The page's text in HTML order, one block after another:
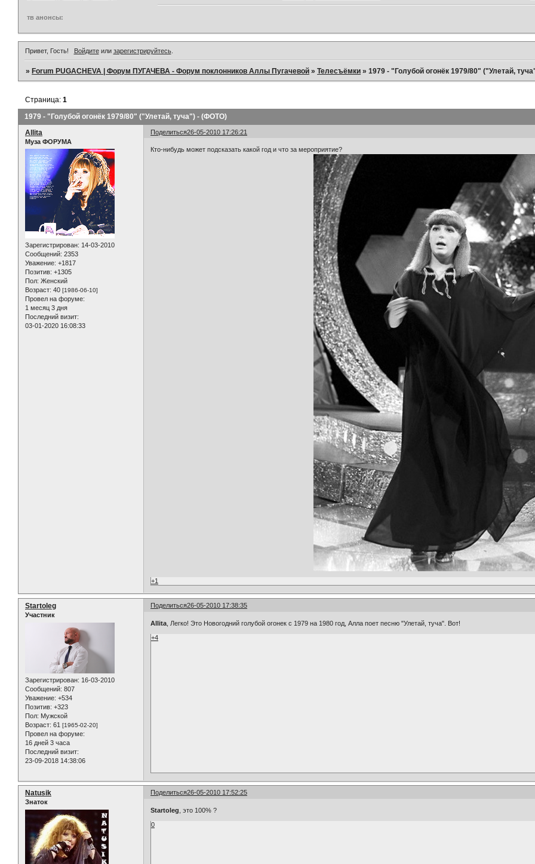
тв анонсы:
Привет, Гость! Войдитеили зарегистрируйтесь.
»Forum PUGACHEVA | Форум ПУГАЧЕВА - Форум поклонников Аллы Пугачевой »Телесъёмки »1979 - "Голубой огонёк 1979/80" ("Улетай,
1979 - "Голубой огонёк 1979/80" ("Улетай, туча") - (ФОТО)
Страница:1
Поделиться26-05-2010 17:26:21
Allita
Муза ФОРУМА
Зарегистрирован: 14-03-2010
Сообщений: 2353
Уважение: +1817
Позитив: +1305
Пол: Женский
Возраст: 40 [1986-06-10]
Провел на форуме:
1 месяц 3 дня
Последний визит:
03-01-2020 16:08:33
Кто-нибудь может подсказать какой год и что за мероприятие?
+1
Поделиться26-05-2010 17:38:35
Startoleg
Участник
Зарегистрирован: 16-03-2010
Сообщений: 807
Уважение: +534
Позитив: +323
Пол: Мужской
Возраст: 61 [1965-02-20]
Провел на форуме:
16 дней 3 часа
Последний визит:
23-09-2018 14:38:06
Allita , Легко! Это Новогодний голубой огонек с 1979 на 1980 год, Алла поет песню "Улетай, туча". Вот!
+4
Поделиться26-05-2010 17:52:25
Natusik
Знаток
Startoleg , это 100% ?
0